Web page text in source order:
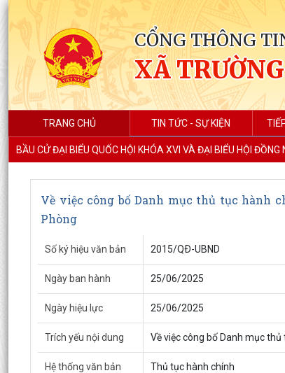
CỔNG THÔNG
XÃ
TRANG CHỦ TIN TỨC - SỰ KIỆN
BẦU CỬ ĐẠI BIỂU QUỐC HỘI KHÓA XVI VÀ ĐẠI BIỂU HỘI
Về việc công bố Danh mục thủ tục hành
Phòng
Số ký hiệu văn bản 2015/QÐ-UBND
Ngày ban hành 25/06/2025
Ngày hiệu lực 25/06/2025
Trích yếu nội dung Về việc công bố Danh mục
Hệ thống văn bản Thủ tục hành chính